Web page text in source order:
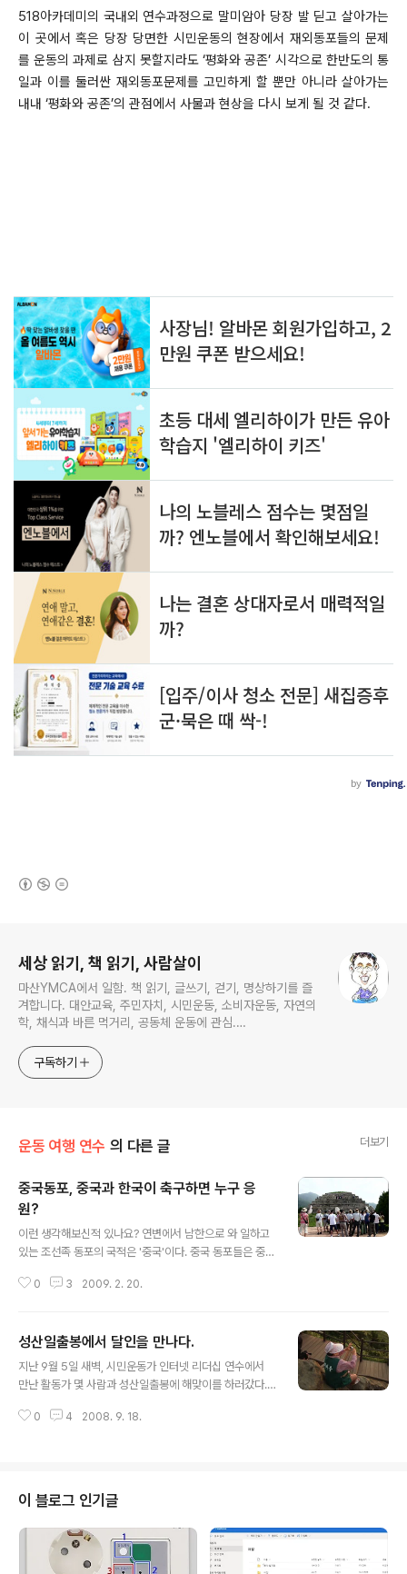
518아카데미의 국내외 연수과정으로 말미암아 당장 발 딛고 살아가는
이 곳에서 혹은 당장 당면한 시민운동의 현장에서 재외동포들의 문제
를 운동의 과제로 삼지 못할지라도 ‘평화와 공존’ 시각으로 한반도의 통
일과 이를 둘러싼 재외동포문제를 고민하게 할 뿐만 아니라 살아가는
내내 ‘평화와 공존’의 관점에서 사물과 현상을 다시 보게 될 것 같다.
세상 읽기, 책 읽기, 사람살이
마산YMCA에서 일함. 책 읽기, 글쓰기, 걷기, 명상하기를 즐
겨합니다. 대안교육, 주민자치, 시민운동, 소비자운동, 자연의
학, 채식과 바른 먹거리, 공동체 운동에 관심.
http://www.facebook.com/ymcaman
구독하기
운동 여행 연수 의 다른 글 더보기
중국동포, 중국과 한국이 축구하면 누구 응
원?
이런 생각해보신적 있나요? 연변에서 남한으로 와 일하고
있는 조선족 동포의 국적은 '중국'이다. 중국 동포들은 중국
문이라구요. 참 서글픈 질문이기도 합니다. 그들이 중국과
요? 2005년, 제 2기 518 아카데미 참여는, 저에게 이런
고민의 시간을 던져주었습니다. 중국동포는 누구인가? 제
2기 518 아카데미 해외연수 참여는 재중국, 재러시아 동
3박 4일의 국내연수 기간 동안 살아오는 동안 한 번도 제
0 3 2009. 2. 20.
성산일출봉에서 달인을 만나다.
지난 9월 5일 새벽, 시민운동가 인터넷 리더십 연수에서
만난 활동가 몇 사람과 성산일출봉에 해맞이를 하러갔다.
에서 솟아오르는 해는 구경을 못했지만, 구름 사이로 빨갛
라에 담고 있었다. 잠시 후 해가 구름위로 완전히 솟아오르
자 이번에는 함께 성산 일출봉에 오른 가족, 친구들과 함께
여기 저기서 기념사진을 찍었다. 서로 번갈아가며 사진을
찍던 사람들은, 같이 온 가족, 친구와 다같이 사진을 찍으려
고 낯선 주변사람에게 촬영을 부탁하는 사람도 더러 있었
0 4 2008. 9. 18.
이 블로그 인기글